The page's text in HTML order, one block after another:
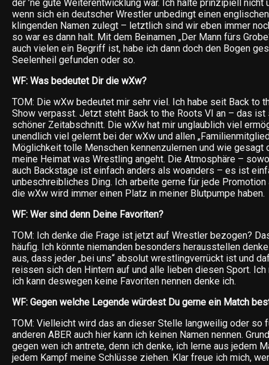
der ’ne gute Weiterentwicklung war. Ich halte prinzipiell nicht
wenn sich ein deutscher Wrestler unbedingt einen
klingenden Namen zulegt – letztlich sind wir eben immer
so war es dann halt. Mit dem Beinamen „Der Mann fürs
auch vielen ein Begriff ist, habe ich dann doch den Bogen
Seelenheil gefunden oder so.
WF: Was bedeutet Dir die wXw?
TOM: Die wXw bedeutet mir sehr viel. Ich habe seit Back to
Show verpasst. Jetzt steht Back to the Roots VI an – das ist
schöner Zeitabschnitt. Die wXw hat mir unglaublich viel
unendlich viel gelernt bei der wXw und allen
Möglichkeit tolle Menschen kennenzulernen und wie gesagt
meine Heimat was Wrestling angeht. Die Atmosphäre –
auch Backstage ist einfach anders als woanders – es ist
unbeschreibliches Ding. Ich arbeite gerne für jede
die wXw wird immer einen Platz in meiner Blutpumpe haben.
WF: Wer sind denn Deine Favoriten?
TOM: Ich denke die Frage ist jetzt auf Wrestler bezogen?
häufig. Ich könnte niemanden besonders herausstellen
aus, dass jeder „bei uns“ absolut wrestlingverrückt ist und
reissen sich den Hintern auf und alle lieben diesen Sport.
ich kann deswegen keine Favoriten nennen denke ich.
WF: Gegen welche Legende würdest Du gerne ein Match
TOM: Vielleicht wird das an dieser Stelle langweilig oder so
anderen ABER auch hier kann ich keinen Namen nennen.
gegen wen ich antrete, denn ich denke, ich lerne aus jedem
jedem Kampf meine Schlüsse ziehen. Klar freue ich mich,